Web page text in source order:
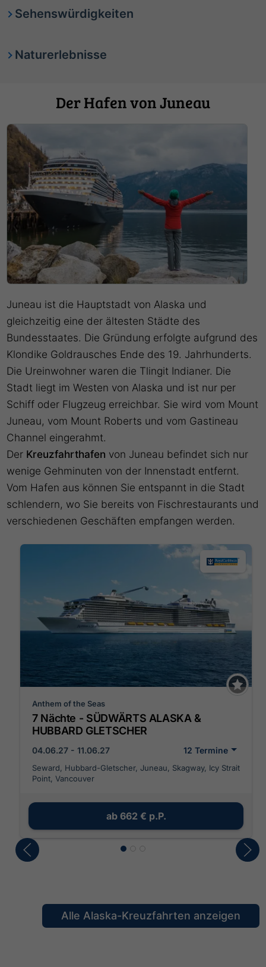
Sehenswürdigkeiten
Naturerlebnisse
Der Hafen von Juneau
Juneau ist die Hauptstadt von Alaska und
gleichzeitig eine der ältesten Städte des
Bundesstaates. Die Gründung erfolgte aufgrund des
Klondike Goldrausches Ende des 19. Jahrhunderts.
Die Ureinwohner waren die Tlingit Indianer. Die
Stadt liegt im Westen von Alaska und ist nur per
Schiff oder Flugzeug erreichbar. Sie wird vom Mount
Juneau, vom Mount Roberts und vom Gastineau
Channel eingerahmt.
Der Kreuzfahrthafen von Juneau befindet sich nur
wenige Gehminuten von der Innenstadt entfernt.
Vom Hafen aus können Sie entspannt in die Stadt
schlendern, wo Sie bereits von Fischrestaurants und
verschiedenen Geschäften empfangen werden.
Anthem of the Seas
7 Nächte - SÜDWÄRTS ALASKA &
HUBBARD GLETSCHER
04.06.27 - 11.06.27 12 Termine
Seward, Hubbard-Gletscher, Juneau, Skagway, Icy Strait
Point, Vancouver
ab 662 € p.P.
Alle Alaska-Kreuzfahrten anzeigen